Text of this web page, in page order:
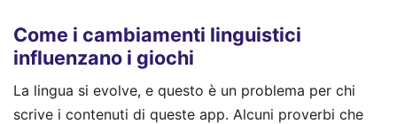
Come i cambiamenti linguistici
influenzano i giochi
La lingua si evolve, e questo è un problema per chi
scrive i contenuti di queste app. Alcuni proverbi che